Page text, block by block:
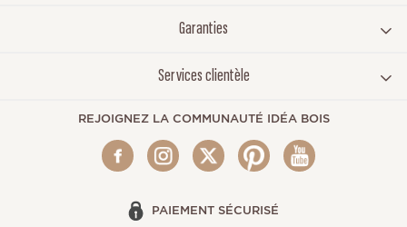
Garanties
Services clientèle
REJOIGNEZ LA COMMUNAUTÉ IDÉA BOIS
PAIEMENT SÉCURISÉ